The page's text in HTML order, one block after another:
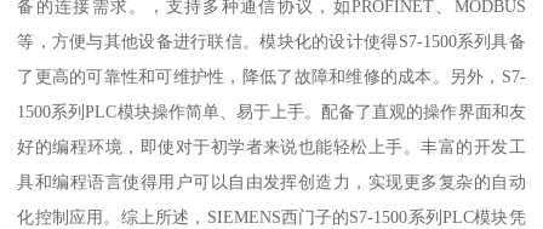
备的连接需求。，支持多种通信协议，如PROFINET、MODBUS
等，方便与其他设备进行联信。模块化的设计使得S7-1500系列具备
了更高的可靠性和可维护性，降低了故障和维修的成本。另外，S7-
1500系列PLC模块操作简单、易于上手。配备了直观的操作界面和友
好的编程环境，即使对于初学者来说也能轻松上手。丰富的开发工
具和编程语言使得用户可以自由发挥创造力，实现更多复杂的自动
化控制应用。综上所述，SIEMENS西门子的S7-1500系列PLC模块凭